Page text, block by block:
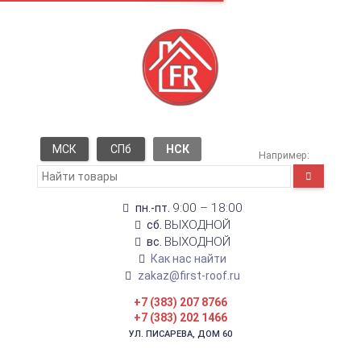
МСК СПб НСК Например:
пн.-пт. 9:00 – 18:00
сб. ВЫХОДНОЙ
вс. ВЫХОДНОЙ
Как нас найти
zakaz@first-roof.ru
+7 (383) 207 8766
+7 (383) 202 1466
УЛ. ПИСАРЕВА, ДОМ 60